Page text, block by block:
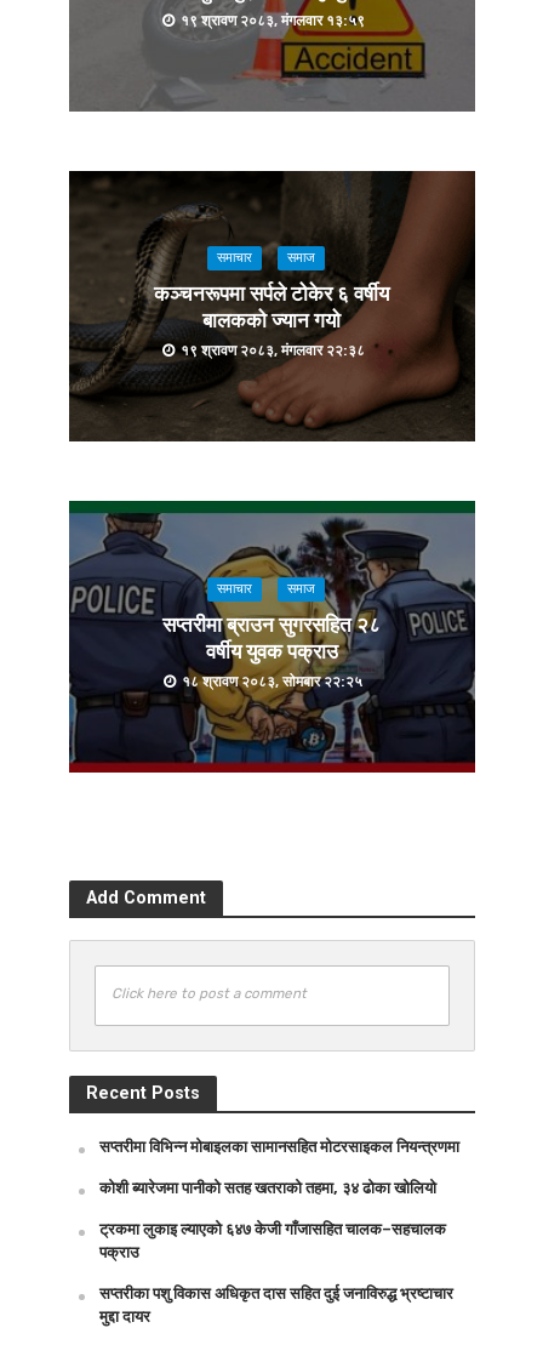
१९ श्रावण २०८३, मंगलवार १३:५९
समाचार समाज
कञ्चनरूपमा सर्पले टोकेर ६ वर्षीय
बालकको ज्यान गयो
१९ श्रावण २०८३, मंगलवार २२:३८
समाचार समाज
सप्तरीमा ब्राउन सुगरसहित २८
वर्षीय युवक पक्राउ
१८ श्रावण २०८३, सोमबार २२:२५
Add Comment
Click here to post a comment
Recent Posts
सप्तरीमा विभिन्न मोबाइलका सामानसहित मोटरसाइकल नियन्त्रणमा
कोशी ब्यारेजमा पानीको सतह खतराको तहमा, ३४ ढोका खोलियो
ट्रकमा लुकाइ ल्याएको ६४७ केजी गाँजासहित चालक–सहचालक
पक्राउ
सप्तरीका पशु विकास अधिकृत दास सहित दुई जनाविरुद्ध भ्रष्टाचार
मुद्दा दायर